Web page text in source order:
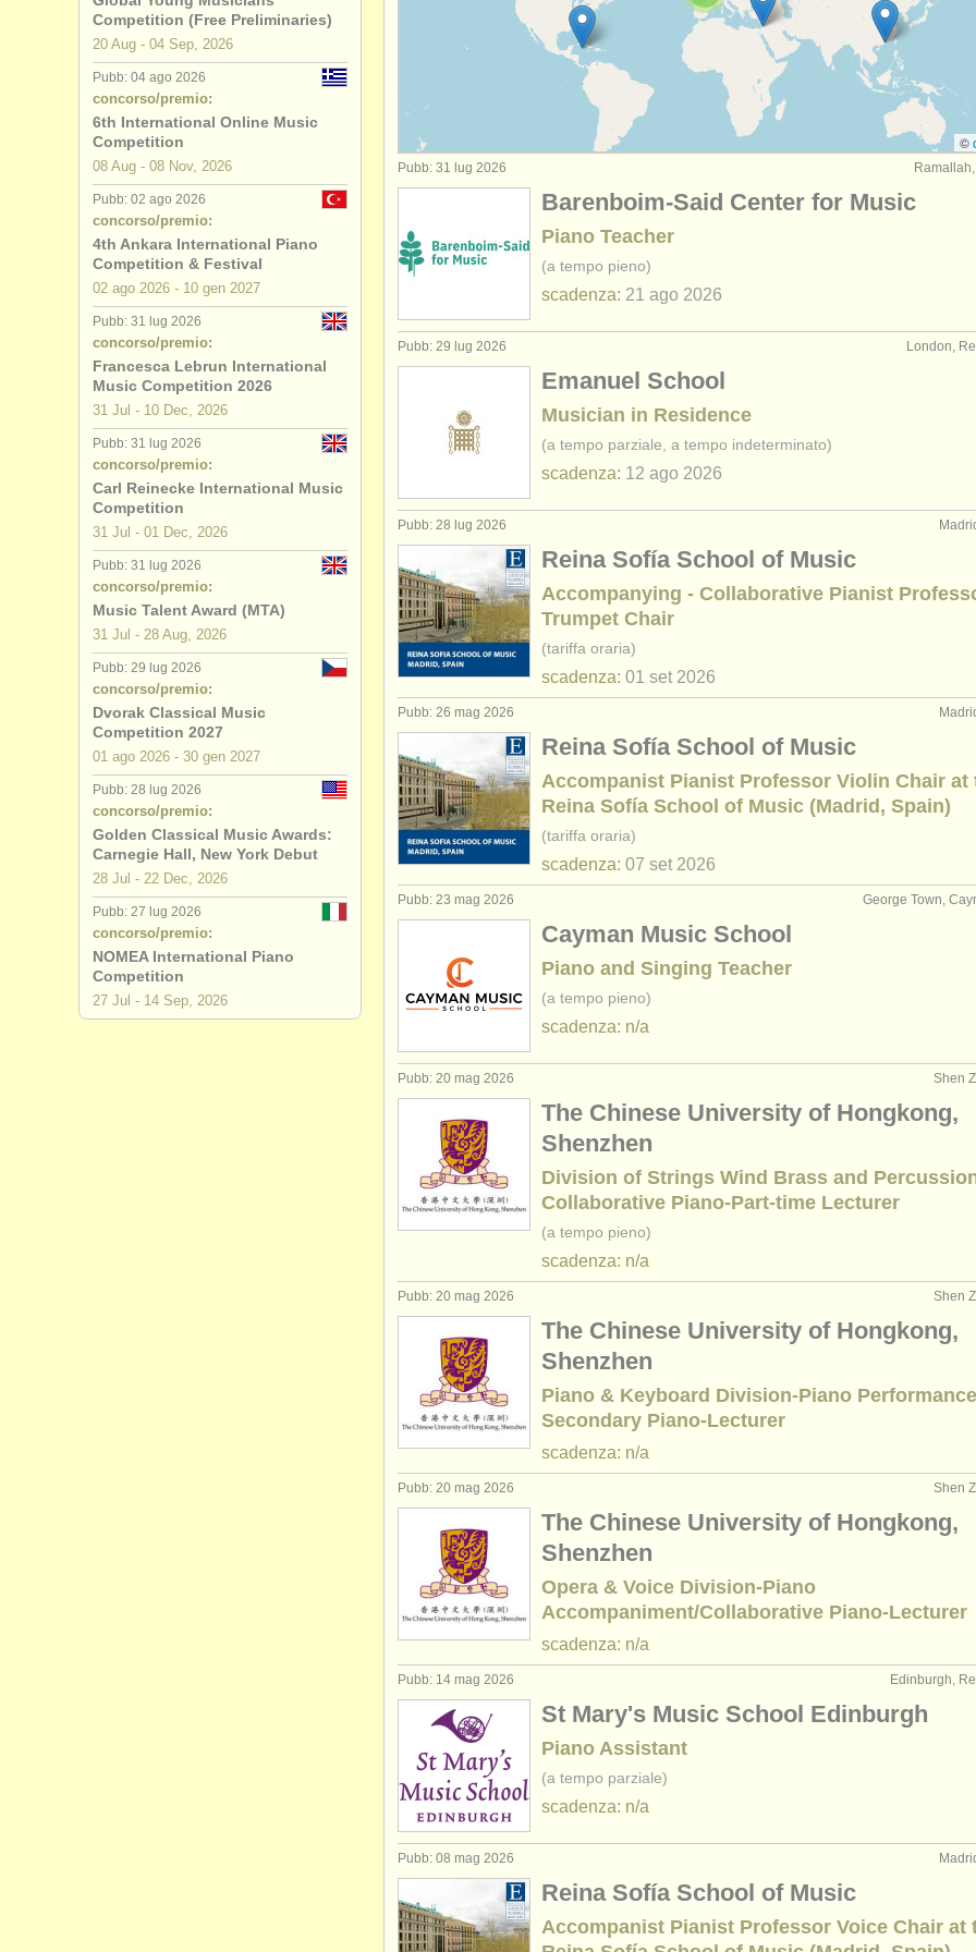
degree courses: pianoforte
degree courses: fortepiano (1)
degree courses: clavicembalo
degree courses: piano accompaniment
concorso piano (67)
piano in vendita (4)
piano smarrito (5)
strumenti rubati: tastiera
©
Pubb: 31 lug 2026
Barenboim-Said Center for Music
Piano Teacher
(a tempo pieno)
scadenza: 21 ago 2026
London,
Pubb: 29 lug 2026
Emanuel School
Musician in Residence
(a tempo parziale, a tempo indeterminato)
scadenza: 12 ago 2026
Pubb: 28 lug 2026
Reina Sofía School of Music
Accompanying - Collaborative Pianist
Trumpet Chair
(tariffa oraria)
scadenza: 01 set 2026
Pubb: 26 mag 2026
Reina Sofía School of Music
Accompanist Pianist Professor Violin Chair at
Reina Sofía School of Music (Madrid, Spain)
(tariffa oraria)
scadenza: 07 set 2026
George Town,
Pubb: 23 mag 2026
Cayman Music School
Piano and Singing Teacher
(a tempo pieno)
scadenza: n/a
Shen
Pubb: 20 mag 2026
The Chinese University of Hongkong,
Shenzhen
Division of Strings Wind Brass and
Collaborative Piano-Part-time Lecturer
(a tempo pieno)
scadenza: n/a
Shen
Pubb: 20 mag 2026
The Chinese University of Hongkong,
Shenzhen
Piano & Keyboard Division-Piano
Secondary Piano-Lecturer
scadenza: n/a
Shen
Pubb: 20 mag 2026
The Chinese University of Hongkong,
Shenzhen
Opera & Voice Division-Piano
Accompaniment/Collaborative Piano-Lecturer
scadenza: n/a
Edinburgh,
Pubb: 14 mag 2026
St Mary's Music School Edinburgh
Piano Assistant
(a tempo parziale)
scadenza: n/a
Pubb: 08 mag 2026
Reina Sofía School of Music
Accompanist Pianist Professor Voice Chair at
Competition (Free Preliminaries)
20 Aug - 04 Sep, 2026
Pubb: 04 ago 2026
concorso/premio:
6th International Online Music
Competition
08 Aug - 08 Nov, 2026
Pubb: 02 ago 2026
concorso/premio:
4th Ankara International Piano
Competition & Festival
02 ago 2026 - 10 gen 2027
Pubb: 31 lug 2026
concorso/premio:
Francesca Lebrun International
Music Competition 2026
31 Jul - 10 Dec, 2026
Pubb: 31 lug 2026
concorso/premio:
Carl Reinecke International Music
Competition
31 Jul - 01 Dec, 2026
Pubb: 31 lug 2026
concorso/premio:
Music Talent Award (MTA)
31 Jul - 28 Aug, 2026
Pubb: 29 lug 2026
concorso/premio:
Dvorak Classical Music
Competition 2027
01 ago 2026 - 30 gen 2027
Pubb: 28 lug 2026
concorso/premio:
Golden Classical Music Awards:
Carnegie Hall, New York Debut
28 Jul - 22 Dec, 2026
Pubb: 27 lug 2026
concorso/premio:
NOMEA International Piano
Competition
27 Jul - 14 Sep, 2026